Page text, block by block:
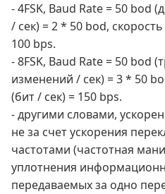
- 4FSK, Baud Rate = 50 bod
/ сек) = 2 * 50 bod,
100 bps.
- 8FSK, Baud Rate = 50 bod
изменений / сек) = 3 * 50
(бит / сек) = 150 bps.
- другими словами,
не за счет ускорения
частотами (частотная
уплотнения
передаваемых за одно